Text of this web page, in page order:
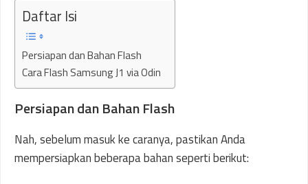
Daftar Isi
Persiapan dan Bahan Flash
Cara Flash Samsung J1 via Odin
Persiapan dan Bahan Flash
Nah, sebelum masuk ke caranya, pastikan Anda
mempersiapkan beberapa bahan seperti berikut: